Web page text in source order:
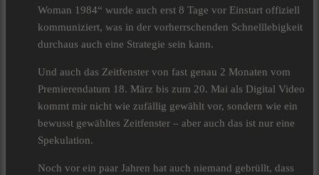
Woman 1984“ wurde auch erst 8 Tage vor Einstart offiziell
kommuniziert, was in der vorherrschenden Schnelllebigkeit
durchaus auch eine Strategie sein kann.
Und auch das Zeitfenster von fast genau 2 Monaten vom
Premierendatum 18. März bis zum 20. Mai als Digital Video
kommt mir nicht wie zufällig gewählt vor, sondern wie ein
bewusst gewähltes Zeitfenster – aber auch das ist nur eine
Spekulation.
Noch vor ein paar Jahren hat auch niemand gebrüllt, dass